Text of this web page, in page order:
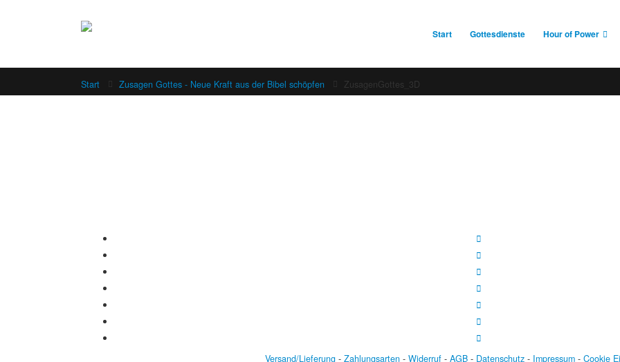
Start Gottesdienste Hour of Power
Start Zusagen Gottes - Neue Kraft aus der Bibel schöpfen ZusagenGottes_3D
Versand/Lieferung- Zahlungsarten- Widerruf- AGB- Datenschutz- Impressum- Cookie